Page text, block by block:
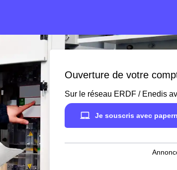
Ouverture de votre
Sur le réseau ERDF / Enedis
Je souscris avec